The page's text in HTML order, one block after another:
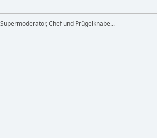
Supermoderator, Chef und Prügelknabe...